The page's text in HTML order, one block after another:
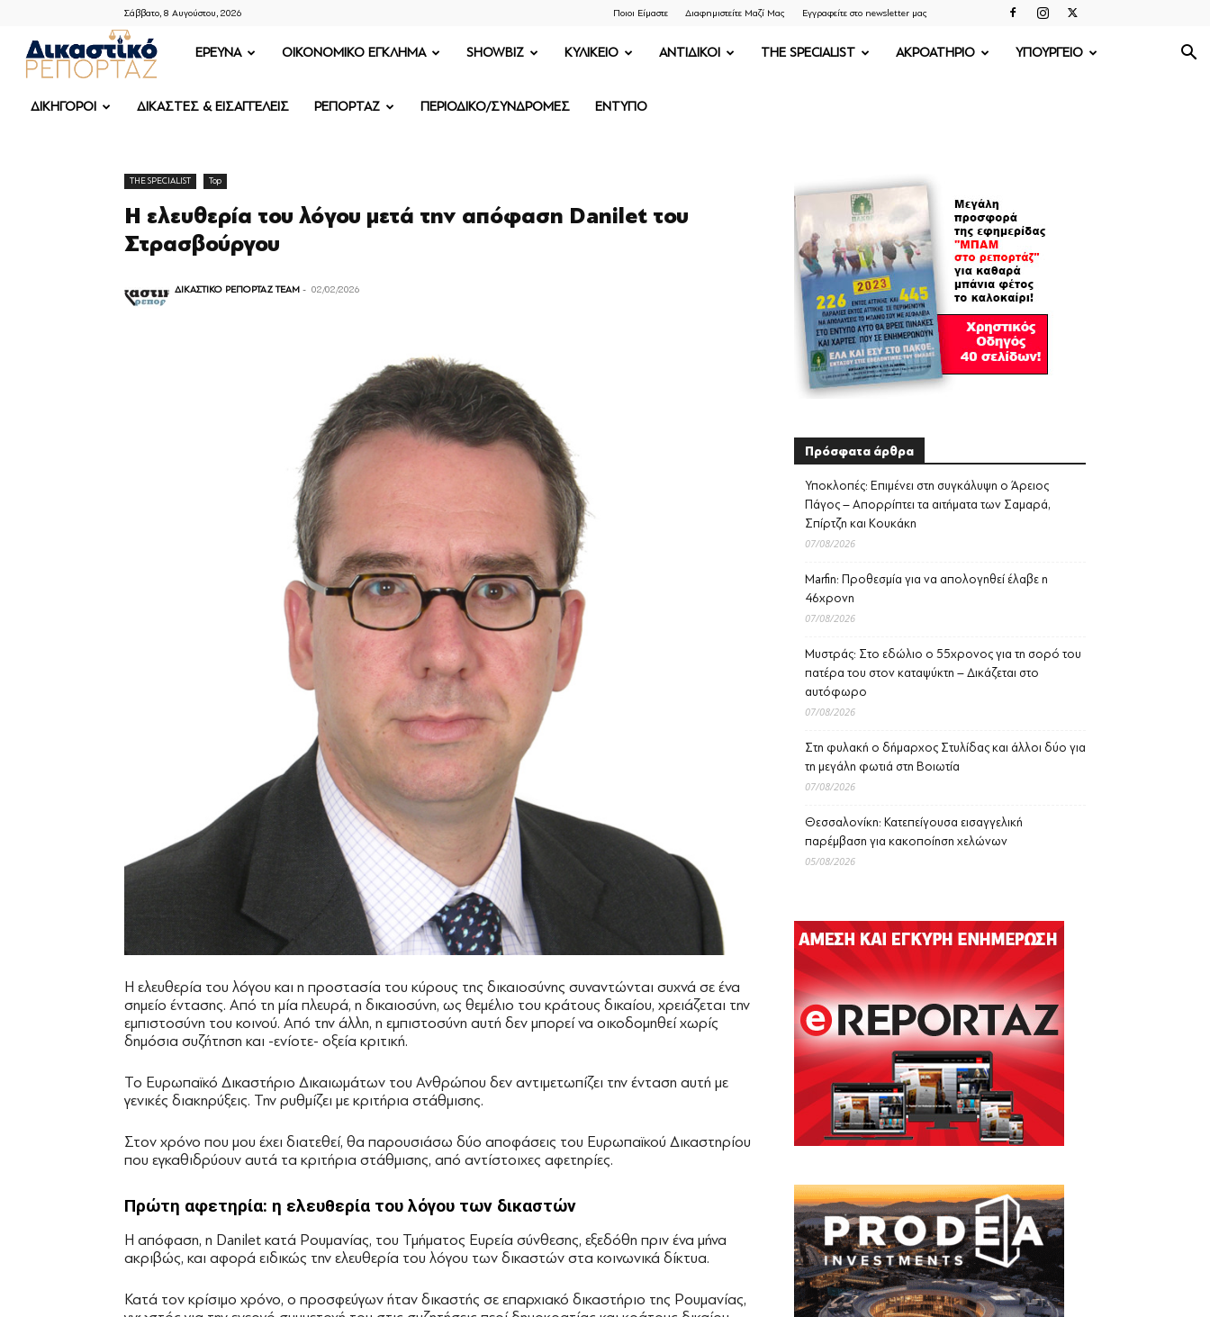
Σάββατο, 8 Αυγούστου, 2026 Ποιοι Είμαστε Διαφημιστείτε Μαζί Μας Εγγραφείτε στο newsletter μας
ΔΙΚΑΣΤΙΚΟ
ΡΕΠΟΡΤΑΖ
ΕΡΕΥΝΑ OIKONOMIKO ΕΓΚΛΗΜΑ SHOWBIZ ΚΥΛΙΚΕΙΟ ΑΝΤΙΔΙΚΟΙ THE SPECIALIST ΑΚΡΟΑΤΗΡΙΟ ΥΠΟΥΡΓΕΙΟ
ΔΙΚΗΓΟΡΟΙ ΔΙΚΑΣΤΕΣ & ΕΙΣΑΓΓΕΛΕΙΣ ΡΕΠΟΡΤΑΖ ΠΕΡΙΟΔΙΚΟ/ΣΥΝΔΡΟΜΕΣ ΕΝΤΥΠΟ
THE SPECIALIST Top
Η ελευθερία του λόγου μετά την απόφαση Danilet του
Στρασβούργου
ΔΙΚΑΣΤΙΚΟ ΡΕΠΟΡΤΑΖ TEAM - 02/02/2026
Η ελευθερία του λόγου και η προστασία του κύρους της δικαιοσύνης συναντώνται συχνά σε ένα
σημείο έντασης. Από τη μία πλευρά, η δικαιοσύνη, ως θεμέλιο του κράτους δικαίου, χρειάζεται την
εμπιστοσύνη του κοινού. Από την άλλη, η εμπιστοσύνη αυτή δεν μπορεί να οικοδομηθεί χωρίς
δημόσια συζήτηση και -ενίοτε- οξεία κριτική.
Το Ευρωπαϊκό Δικαστήριο Δικαιωμάτων του Ανθρώπου δεν αντιμετωπίζει την ένταση αυτή με
γενικές διακηρύξεις. Την ρυθμίζει με κριτήρια στάθμισης.
Στον χρόνο που μου έχει διατεθεί, θα παρουσιάσω δύο αποφάσεις του Ευρωπαϊκού Δικαστηρίου
που εγκαθιδρύουν αυτά τα κριτήρια στάθμισης, από αντίστοιχες αφετηρίες.
Πρώτη αφετηρία: η ελευθερία του λόγου των δικαστών
Η απόφαση, η Danilet κατά Ρουμανίας, του Τμήματος Ευρεία σύνθεσης, εξεδόθη πριν ένα μήνα
ακριβώς, και αφορά ειδικώς την ελευθερία του λόγου των δικαστών στα κοινωνικά δίκτυα.
Κατά τον κρίσιμο χρόνο, ο προσφεύγων ήταν δικαστής σε επαρχιακό δικαστήριο της Ρουμανίας,
Πρόσφατα άρθρα
Υποκλοπές: Επιμένει στη συγκάλυψη ο Άρειος
Πάγος – Απορρίπτει τα αιτήματα των Σαμαρά,
Σπίρτζη και Κουκάκη
07/08/2026
Marfin: Προθεσμία για να απολογηθεί έλαβε η
46χρονη
07/08/2026
Μυστράς: Στο εδώλιο ο 55χρονος για τη σορό του
πατέρα του στον καταψύκτη – Δικάζεται στο
αυτόφωρο
07/08/2026
Στη φυλακή ο δήμαρχος Στυλίδας και άλλοι δύο για
τη μεγάλη φωτιά στη Βοιωτία
07/08/2026
Θεσσαλονίκη: Κατεπείγουσα εισαγγελική
παρέμβαση για κακοποίηση χελώνων
05/08/2026